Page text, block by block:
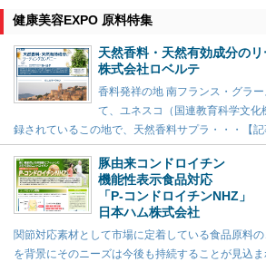
健康美容EXPO 原料特集
天然香料・天然有効成分の
株式会社ロベルテ
香料発祥の地 南フランス・グラ
て、ユネスコ（国連教育科学文
録されているこの地で、天然香料サプラ・・・【記
豚由来コンドロイチン
機能性表示食品対応
「P-コンドロイチンNHZ」
日本ハム株式会社
関節対応素材として市場に定着している食品原料
を背景にそのニーズは今後も持続することが見込